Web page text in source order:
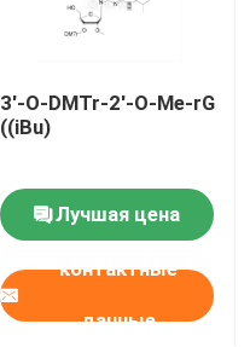
3'-O-DMTr-2'-O-Me-rG
((iBu)
Лучшая цена
контактные
данные